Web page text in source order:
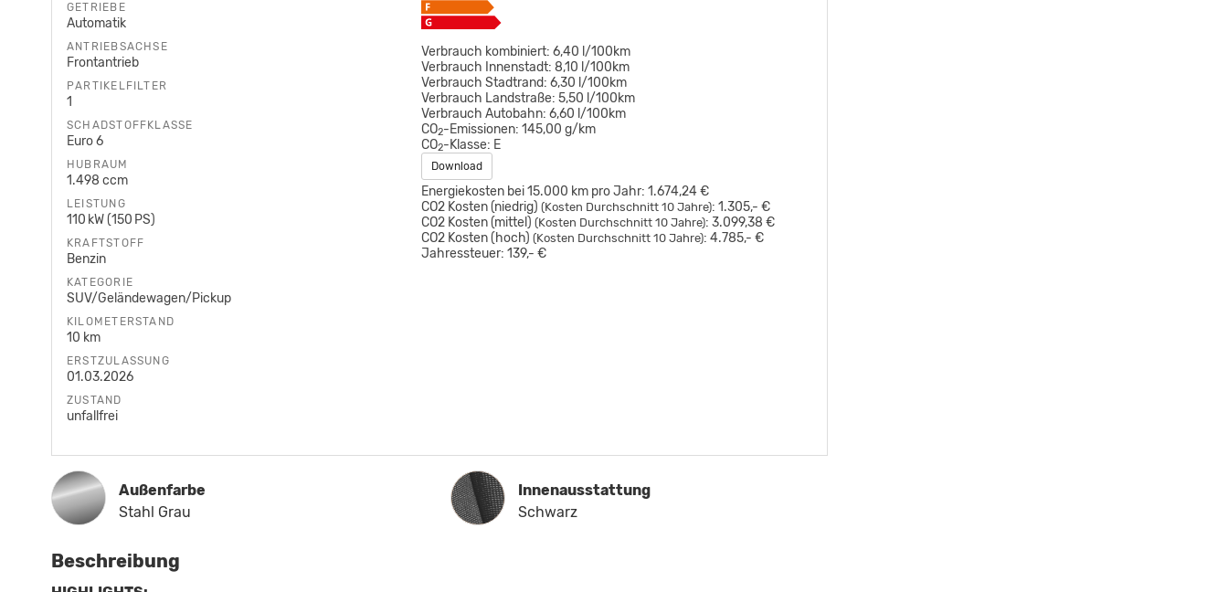
GETRIEBE
Automatik
ANTRIEBSACHSE
Frontantrieb
PARTIKELFILTER
1
SCHADSTOFFKLASSE
Euro 6
HUBRAUM
1.498 ccm
LEISTUNG
110 kW (150 PS)
KRAFTSTOFF
Benzin
KATEGORIE
SUV/Geländewagen/Pickup
KILOMETERSTAND
10 km
ERSTZULASSUNG
01.03.2026
ZUSTAND
unfallfrei
Verbrauch kombiniert: 6,40 l/100km
Verbrauch Innenstadt: 8,10 l/100km
Verbrauch Stadtrand: 6,30 l/100km
Verbrauch Landstraße: 5,50 l/100km
Verbrauch Autobahn: 6,60 l/100km
CO2-Emissionen: 145,00 g/km
CO2-Klasse: E
Download
Energiekosten bei 15.000 km pro Jahr: 1.674,24 €
CO2 Kosten (niedrig) (Kosten Durchschnitt 10 Jahre): 1.305,- €
CO2 Kosten (mittel) (Kosten Durchschnitt 10 Jahre): 3.099,38 €
CO2 Kosten (hoch) (Kosten Durchschnitt 10 Jahre): 4.785,- €
Jahressteuer: 139,- €
Außenfarbe
Stahl Grau
Innenausstattung
Innenausstattung
Schwarz
Beschreibung